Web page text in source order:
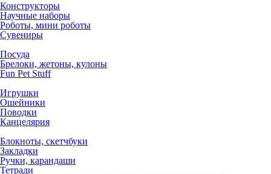
Конструкторы
Научные наборы
Роботы, мини роботы
Сувениры
Посуда
Брелоки, жетоны, кулоны
Fun Pet Stuff
Игрушки
Ошейники
Поводки
Канцелярия
Блокноты, скетчбуки
Закладки
Ручки, карандаши
Тетради